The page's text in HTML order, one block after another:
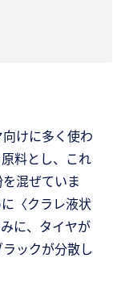
けに多く使わ
料とし、これ
混ぜていま
〈クラレ液状
に、タイヤが
ックが分散し